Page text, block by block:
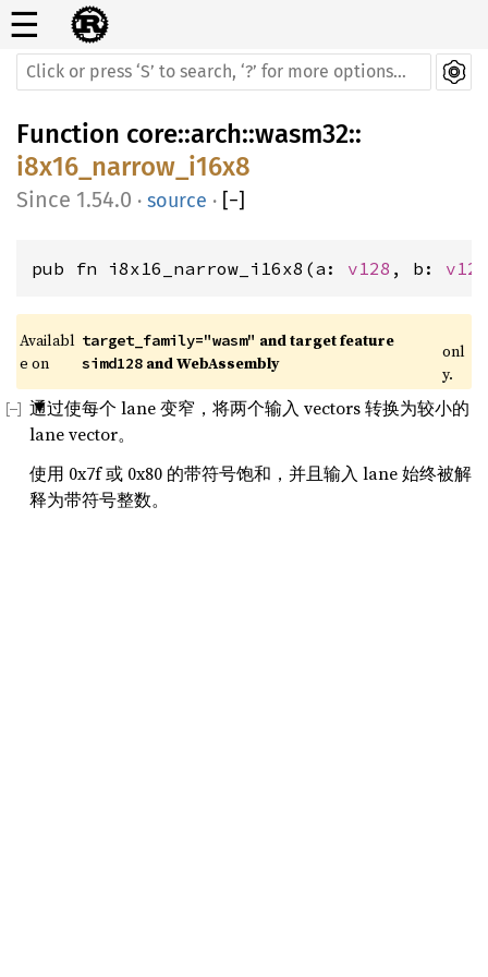
☰
Function core::arch::wasm32::
i8x16_narrow_i16x8
1.54.0 · source · [−]
pub fn i8x16_narrow_i16x8(a: v128 , b: v128
Availabl
e on
target_family="wasm" and target feature
simd128 and WebAssembly
onl
y.
通过使每个 lane 变窄，将两个输入 vectors 转换为较小的
lane vector。
使用 0x7f 或 0x80 的带符号饱和，并且输入 lane 始终被解
释为带符号整数。